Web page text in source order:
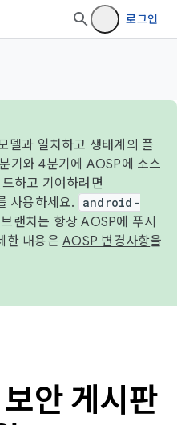
로그인
델과 일치하고 생태계의 플
기와 4분기에 AOSP에 소스
하고 기여하려면
사용하세요.
android-
랜치는 항상 AOSP에 푸시
한 내용은 AOSP 변경사항을
안 게시판